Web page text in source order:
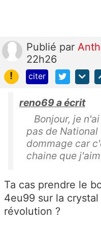
Publié par
22h26
!
citer
reno69 a écrit
Bonjour, je
pas de National
dommage car
chaine que
Ta cas prendre le
4eu99 sur la
révolution ?